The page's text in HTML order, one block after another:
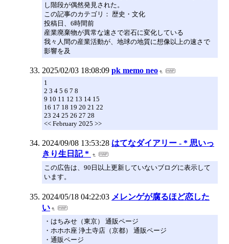
し階段が偶然発見された。
この記事のカテゴリ： 歴史・文化
投稿日、6時間前
産業廃棄物が異常な速さで岩石に変化している
我々人間の産業活動が、地球の地質に想像以上の速さで
影響を及
2025/02/03 18:08:09 pk memo neo
1
2 3 4 5 6 7 8
9 10 11 12 13 14 15
16 17 18 19 20 21 22
23 24 25 26 27 28
<< February 2025 >>
2024/09/08 13:53:28 はてなダイアリー - * 思いっ
きり生日記 *
この広告は、90日以上更新していないブログに表示して
います。
2024/05/18 04:22:03 メレンゲが腐るほど恋した
い
・はちみせ（東京） 通販ページ
・ホホホ座 浄土寺店（京都） 通販ページ
・通販ページ